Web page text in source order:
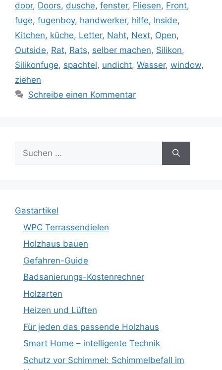
door, Doors, dusche, fenster, Fliesen, Front,
fuge, fugenboy, handwerker, hilfe, Inside,
Kitchen, küche, Letter, Naht, Next, Open,
Outside, Rat, Rats, selber machen, Silikon,
Silikonfuge, spachtel, undicht, Wasser, window,
ziehen
Schreibe einen Kommentar
Suche
nach:
Gastartikel
WPC Terrassendielen
Holzhaus bauen
Gefahren-Guide
Badsanierungs-Kostenrechner
Holzarten
Heizen und Lüften
Für jeden das passende Holzhaus
Smart Home – intelligente Technik
Schutz vor Schimmel: Schimmelbefall im